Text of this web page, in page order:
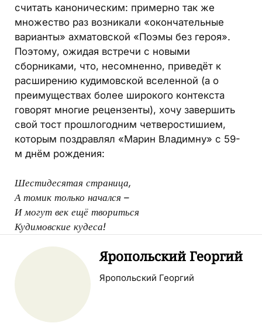
считать каноническим: примерно так же
множество раз возникали «окончательные
варианты» ахматовской «Поэмы без героя».
Поэтому, ожидая встречи с новыми
сборниками, что, несомненно, приведёт к
расширению кудимовской вселенной (а о
преимуществах более широкого контекста
говорят многие рецензенты), хочу завершить
свой тост прошлогодним четверостишием,
которым поздравлял «Марин Владимну» с 59-
м днём рождения:
Шестидесятая страница,
А томик только начался –
И могут век ещё твориться
Кудимовские кудеса!
Яропольский Георгий
Яропольский Георгий